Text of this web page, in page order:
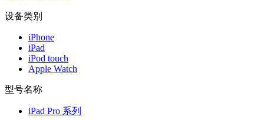
设备类别
iPhone
iPad
iPod touch
Apple Watch
型号名称
iPad Pro 系列